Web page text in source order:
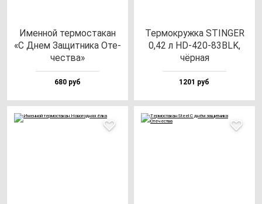
Имен­ной тер­мос­та­кан
«С Днем Защит­ни­ка Оте­
чес­тва»
680 руб
Тер­мок­руж­ка STINGER
0,42 л HD-420-83BLK,
чёр­ная
1201 руб